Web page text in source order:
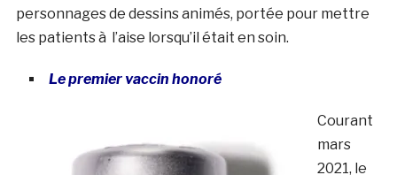
personnages de dessins animés, portée pour mettre
les patients à l’aise lorsqu’il était en soin.
Le premier vaccin honoré
Courant
mars
2021, le